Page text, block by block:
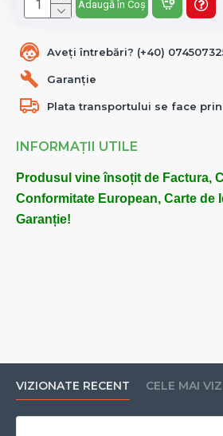
Aveți întrebări? (+40)
Garanție
Plata transportului se face
INFORMAȚII UTILE
Produsul vine însoțit de Factura,
Conformitate European, Carte de
Garanție!
Adaugă în Coș
VIZIONATE RECENT CELE MAI